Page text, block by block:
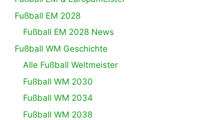
Fußball EM 2028
Fußball EM 2028 News
Fußball WM Geschichte
Alle Fußball Weltmeister
Fußball WM 2030
Fußball WM 2034
Fußball WM 2038